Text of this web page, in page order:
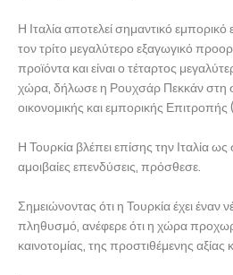
Η Ιταλία αποτελεί σημαντικό εμπορικό
τον τρίτο μεγαλύτερο εξαγωγικό
προϊόντα και είναι ο τέταρτος
χώρα, δήλωσε η Ρουχσάρ Πεκκάν στη
οικονομικής και εμπορικής
Η Τουρκία βλέπει επίσης την Ιταλία ως
αμοιβαίες επενδύσεις, πρόσθεσε.
Σημειώνοντας ότι η Τουρκία έχει έναν
πληθυσμό, ανέφερε ότι η χώρα
καινοτομίας, της προστιθέμενης αξίας